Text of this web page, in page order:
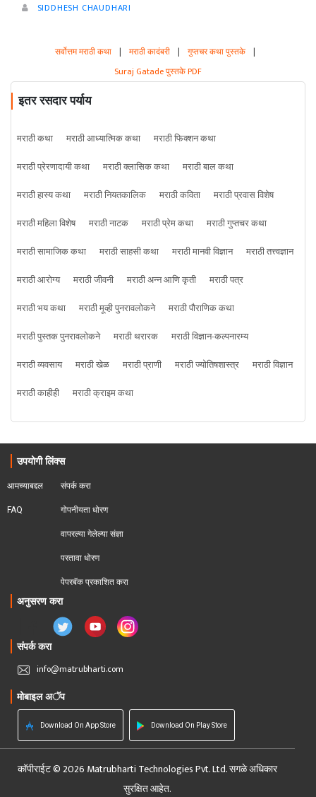
SIDDHESH CHAUDHARI
सर्वोत्तम मराठी कथा | मराठी कादंबरी | गुप्तचर कथा पुस्तके |
Suraj Gatade पुस्तके PDF
इतर रसदार पर्याय
मराठी कथा मराठी आध्यात्मिक कथा
मराठी फिक्शन कथा
मराठी प्रेरणादायी कथा
मराठी क्लासिक कथा
मराठी बाल कथा
मराठी हास्य कथा
मराठी नियतकालिक मराठी कविता
मराठी प्रवास विशेष
मराठी महिला विशेष
मराठी नाटक मराठी प्रेम कथा
मराठी गुप्तचर कथा
मराठी सामाजिक कथा
मराठी साहसी कथा मराठी मानवी विज्ञान
मराठी तत्त्वज्ञान
मराठी आरोग्य
मराठी जीवनी मराठी अन्न आणि कृती
मराठी पत्र
मराठी भय कथा
मराठी मूव्ही पुनरावलोकने
मराठी पौराणिक कथा
मराठी पुस्तक पुनरावलोकने
मराठी थरारक
मराठी विज्ञान-कल्पनारम्य
मराठी व्यवसाय
मराठी खेळ मराठी प्राणी मराठी ज्योतिषशास्त्र
मराठी विज्ञान
मराठी काहीही
मराठी क्राइम कथा
उपयोगी लिंक्स
आमच्याबद्दल
FAQ
संपर्क करा
गोपनीयता धोरण
वापरल्या गेलेल्या संज्ञा
परतावा धोरण
पेपरबॅक प्रकाशित करा
अनुसरण करा
संपर्क करा
info@matrubharti.com
मोबाइल अॅप
Download On App Store Download On Play Store
कॉपीराईट © 2026 Matrubharti Technologies Pvt. Ltd. सगळे अधिकार
सुरक्षित आहेत.